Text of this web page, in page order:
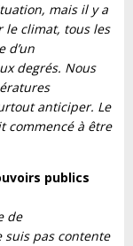
mais il y a
le climat, tous les
d’un
degrés. Nous
anticiper. Le
commencé à être
publics
de
suis pas contente